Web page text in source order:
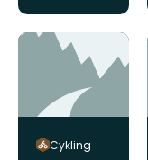
Cykling